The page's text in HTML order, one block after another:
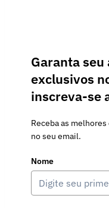
Garanta seu
exclusivos
inscreva-se
Receba as
no seu email.
Nome